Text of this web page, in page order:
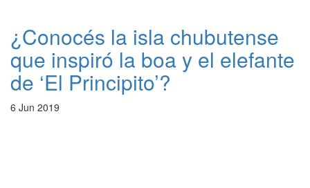
¿Conocés la isla chubutense
que inspiró la boa y el elefante
de ‘El Principito’?
6 Jun 2019